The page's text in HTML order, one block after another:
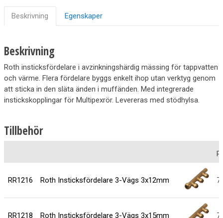
Beskrivning Egenskaper
Beskrivning
Roth insticksfördelare i avzinkningshärdig mässing för tappvatten
och värme. Flera fördelare byggs enkelt ihop utan verktyg genom
att sticka in den släta änden i muffänden. Med integrerade
instickskopplingar för Multipexrör. Levereras med stödhylsa.
Tillbehör
RR1216 Roth Insticksfördelare 3-Vägs 3x12mm
RR1218 Roth Insticksfördelare 3-Vägs 3x15mm